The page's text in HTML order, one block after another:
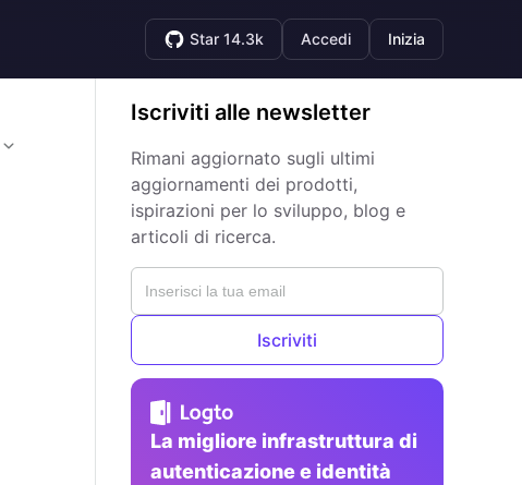
Star 14.3k Accedi Inizia
Iscriviti alle newsletter
Rimani aggiornato sugli ultimi
aggiornamenti dei prodotti,
ispirazioni per lo sviluppo, blog e
articoli di ricerca.
Iscriviti
La migliore infrastruttura di
autenticazione e identità